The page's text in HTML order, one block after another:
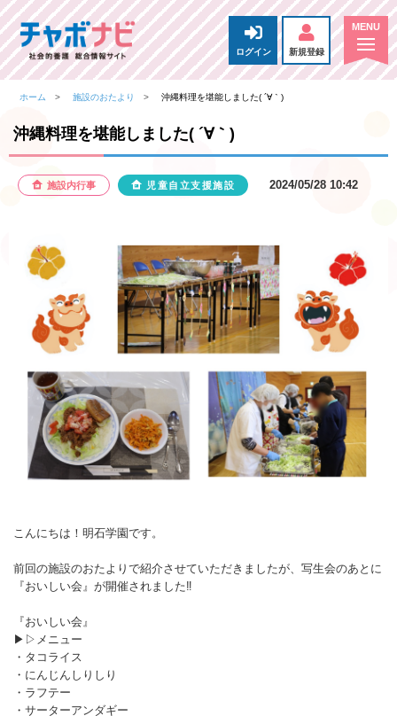
ログイン 新規登録
ホーム 施設のおたより 沖縄料理を堪能しました( ´∀｀)
沖縄料理を堪能しました( ´∀｀)
施設内行事 児童自立支援施設 2024/05/28 10:42
こんにちは！明石学園です。
前回の施設のおたよりで紹介させていただきましたが、写生会のあとに
『おいしい会』が開催されました‼︎
『おいしい会』
▶︎▷メニュー
・タコライス
・にんじんしりしり
・ラフテー
・サーターアンダギー